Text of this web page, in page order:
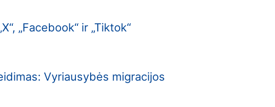
„Facebook“ ir „Tiktok“
Vyriausybės migracijos